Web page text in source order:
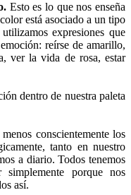
Esto es lo que nos enseña
está asociado a un tipo
expresiones que
reírse de amarillo,
ver la vida de rosa, estar
dentro de nuestra paleta
conscientemente los
tanto en nuestro
a diario. Todos tenemos
porque nos
así.